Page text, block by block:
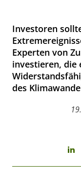
Investoren
Experten von
investieren, die
des